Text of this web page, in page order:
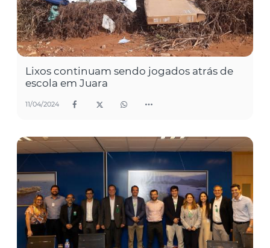
Lixos continuam sendo jogados atrás de
escola em Juara
11/04/2024